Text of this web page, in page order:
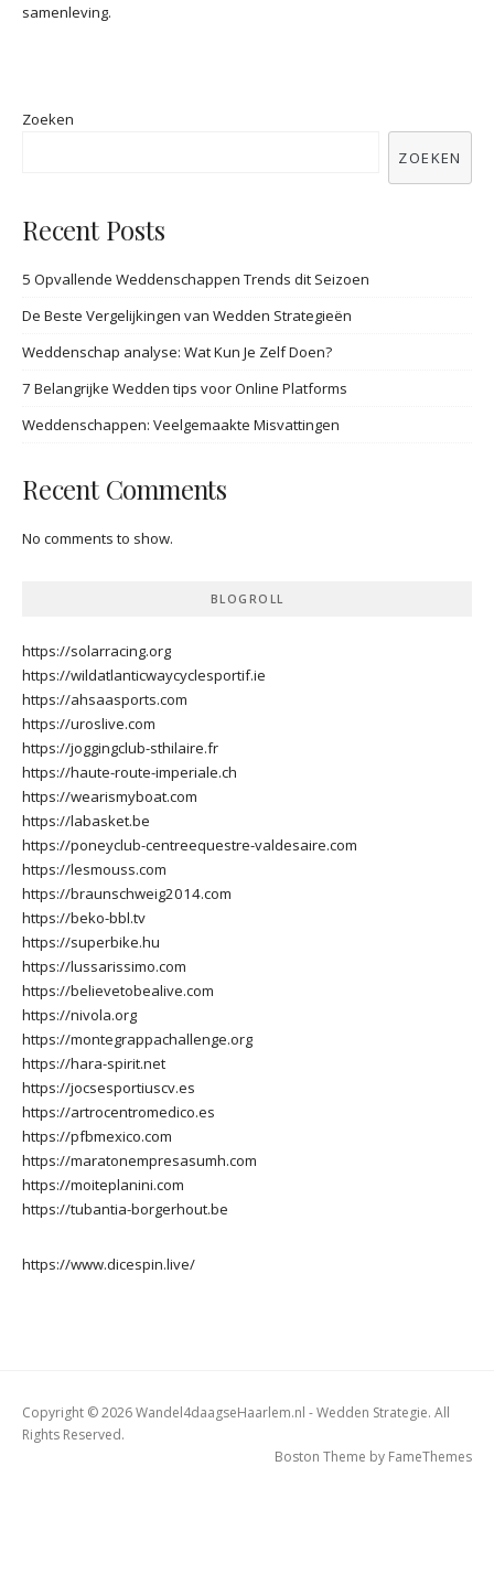
samenleving.
Zoeken
ZOEKEN
Recent Posts
5 Opvallende Weddenschappen Trends dit Seizoen
De Beste Vergelijkingen van Wedden Strategieën
Weddenschap analyse: Wat Kun Je Zelf Doen?
7 Belangrijke Wedden tips voor Online Platforms
Weddenschappen: Veelgemaakte Misvattingen
Recent Comments
No comments to show.
BLOGROLL
https://solarracing.org
https://wildatlanticwaycyclesportif.ie
https://ahsaasports.com
https://uroslive.com
https://joggingclub-sthilaire.fr
https://haute-route-imperiale.ch
https://wearismyboat.com
https://labasket.be
https://poneyclub-centreequestre-valdesaire.com
https://lesmouss.com
https://braunschweig2014.com
https://beko-bbl.tv
https://superbike.hu
https://lussarissimo.com
https://believetobealive.com
https://nivola.org
https://montegrappachallenge.org
https://hara-spirit.net
https://jocsesportiuscv.es
https://artrocentromedico.es
https://pfbmexico.com
https://maratonempresasumh.com
https://moiteplanini.com
https://tubantia-borgerhout.be
https://www.dicespin.live/
Copyright © 2026 Wandel4daagseHaarlem.nl - Wedden Strategie. All
Rights Reserved.
Boston Theme by FameThemes